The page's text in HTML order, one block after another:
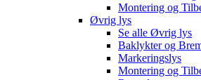
Montering og
Øvrig lys
Se alle Øvrig lys
Baklykter og
Markeringslys
Montering og